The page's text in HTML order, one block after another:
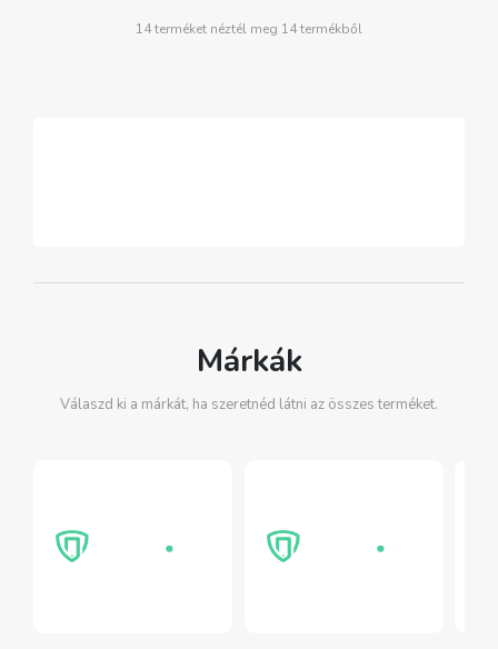
14 terméket néztél meg 14 termékből
Márkák
Válaszd ki a márkát, ha szeretnéd látni az összes terméket.